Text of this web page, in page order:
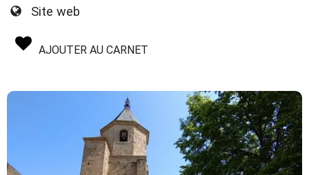
Site web
AJOUTER AU CARNET